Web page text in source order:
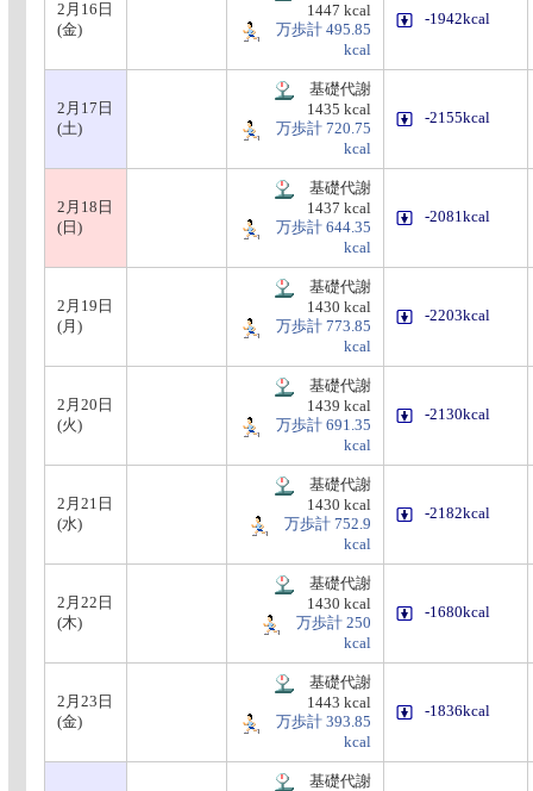
2月16日
(金)
1447 kcal
万歩計 495.85
kcal
-1942kcal
2月17日
(土)
基礎代謝
1435 kcal
万歩計 720.75
kcal
-2155kcal
2月18日
(日)
基礎代謝
1437 kcal
万歩計 644.35
kcal
-2081kcal
2月19日
(月)
基礎代謝
1430 kcal
万歩計 773.85
kcal
-2203kcal
2月20日
(火)
基礎代謝
1439 kcal
万歩計 691.35
kcal
-2130kcal
2月21日
(水)
基礎代謝
1430 kcal
万歩計 752.9
kcal
-2182kcal
2月22日
(木)
基礎代謝
1430 kcal
万歩計 250
kcal
-1680kcal
2月23日
(金)
基礎代謝
1443 kcal
万歩計 393.85
kcal
-1836kcal
基礎代謝